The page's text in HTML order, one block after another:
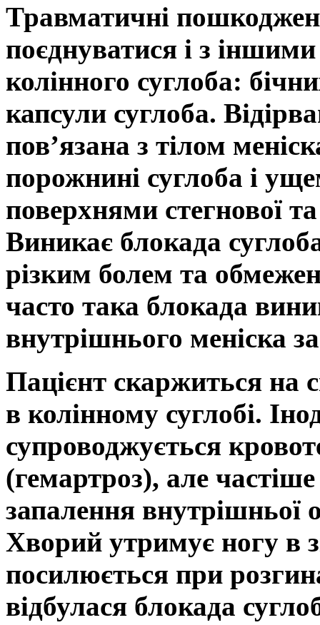
Травматичні
поєднуватися і з
колінного суглоба:
капсули суглоба.
пов’язана з тілом
порожнині суглоба і
поверхнями стегнової
Виникає блокада
різким болем та
часто така блокада
внутрішнього меніска
Пацієнт скаржиться на
в колінному суглобі.
супроводжується
(гемартроз), але
запалення внутрішньої
Хворий утримує ногу в
посилюється при
відбулася блокада